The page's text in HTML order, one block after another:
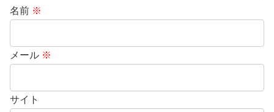
名前 ※
メール ※
サイト